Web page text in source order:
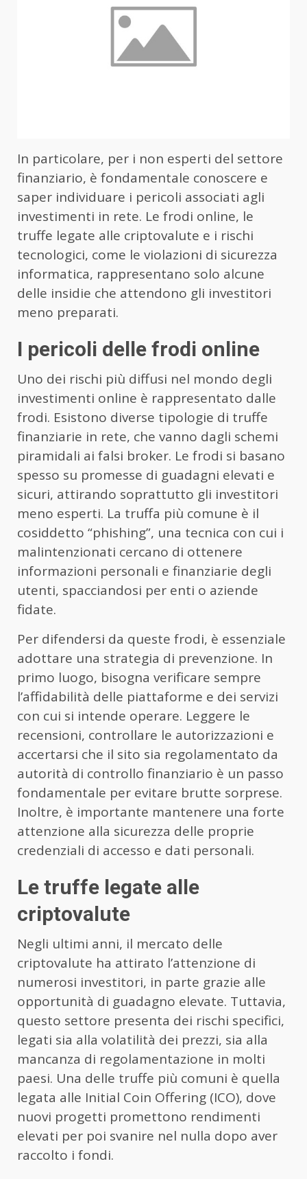
In particolare, per i non esperti del settore
finanziario, è fondamentale conoscere e
saper individuare i pericoli associati agli
investimenti in rete. Le frodi online, le
truffe legate alle criptovalute e i rischi
tecnologici, come le violazioni di sicurezza
informatica, rappresentano solo alcune
delle insidie che attendono gli investitori
meno preparati.
I pericoli delle frodi online
Uno dei rischi più diffusi nel mondo degli
investimenti online è rappresentato dalle
frodi. Esistono diverse tipologie di truffe
finanziarie in rete, che vanno dagli schemi
piramidali ai falsi broker. Le frodi si basano
spesso su promesse di guadagni elevati e
sicuri, attirando soprattutto gli investitori
meno esperti. La truffa più comune è il
cosiddetto “phishing”, una tecnica con cui i
malintenzionati cercano di ottenere
informazioni personali e finanziarie degli
utenti, spacciandosi per enti o aziende
fidate.
Per difendersi da queste frodi, è essenziale
adottare una strategia di prevenzione. In
primo luogo, bisogna verificare sempre
l’affidabilità delle piattaforme e dei servizi
con cui si intende operare. Leggere le
recensioni, controllare le autorizzazioni e
accertarsi che il sito sia regolamentato da
autorità di controllo finanziario è un passo
fondamentale per evitare brutte sorprese.
Inoltre, è importante mantenere una forte
attenzione alla sicurezza delle proprie
credenziali di accesso e dati personali.
Le truffe legate alle
criptovalute
Negli ultimi anni, il mercato delle
criptovalute ha attirato l’attenzione di
numerosi investitori, in parte grazie alle
opportunità di guadagno elevate. Tuttavia,
questo settore presenta dei rischi specifici,
legati sia alla volatilità dei prezzi, sia alla
mancanza di regolamentazione in molti
paesi. Una delle truffe più comuni è quella
legata alle Initial Coin Offering (ICO), dove
nuovi progetti promettono rendimenti
elevati per poi svanire nel nulla dopo aver
raccolto i fondi.